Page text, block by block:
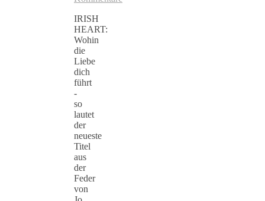
IRISH
HEART:
Wohin
die
Liebe
dich
führt
-
so
lautet
der
neueste
Titel
aus
der
Feder
von